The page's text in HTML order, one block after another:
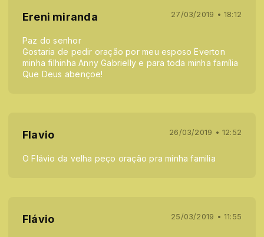
Ereni miranda 27/03/2019 • 18:12
Paz do senhor
Gostaria de pedir oração por meu esposo Everton
minha filhinha Anny Gabrielly e para toda minha família
Que Deus abençoe!
Flavio 26/03/2019 • 12:52
O Flávio da velha peço oração pra minha familia
Flávio 25/03/2019 • 11:55